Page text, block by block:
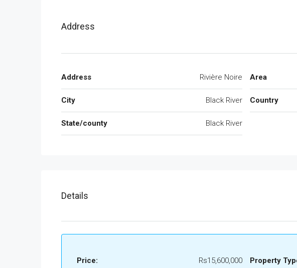
Address
Address Rivière Noire
City Black River
State/county Black River
Area
Country
Details
Price: Rs15,600,000 Property